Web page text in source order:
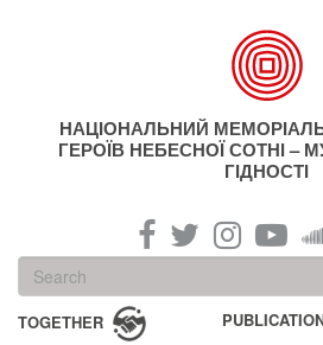
НАЦІОНАЛЬНИЙ
ГЕРОЇВ НЕБЕСНОЇ СОТНІ –
ГІДНОСТІ
Search
form
Search
TOGETHER